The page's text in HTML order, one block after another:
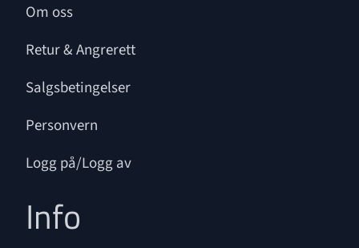
Om oss
Retur & Angrerett
Salgsbetingelser
Personvern
Logg på/Logg av
Info